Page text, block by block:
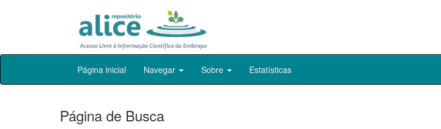
Skip
Página inicial Navegar Sobre Estatísticas
Página de Busca